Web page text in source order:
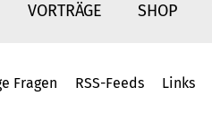
VORTRÄGE SHOP
Fragen RSS-Feeds Links